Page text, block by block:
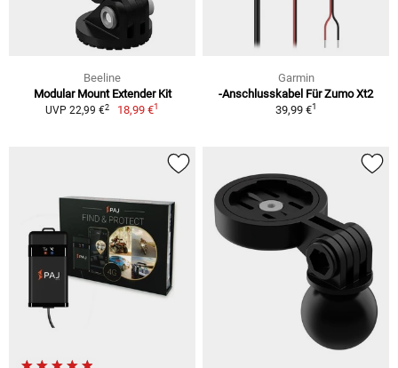
Beeline
Modular Mount Extender Kit
UVP 22,99 €2 18,99 €1
Garmin
-Anschlusskabel Für Zumo Xt2
39,99 €1